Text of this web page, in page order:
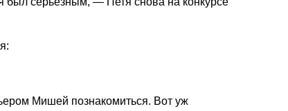
Мишей познакомиться. Вот уж